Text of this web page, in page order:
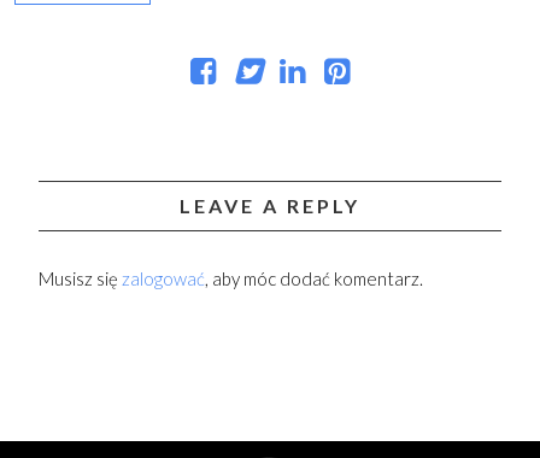
LEAVE A REPLY
Musisz się zalogować, aby móc dodać komentarz.